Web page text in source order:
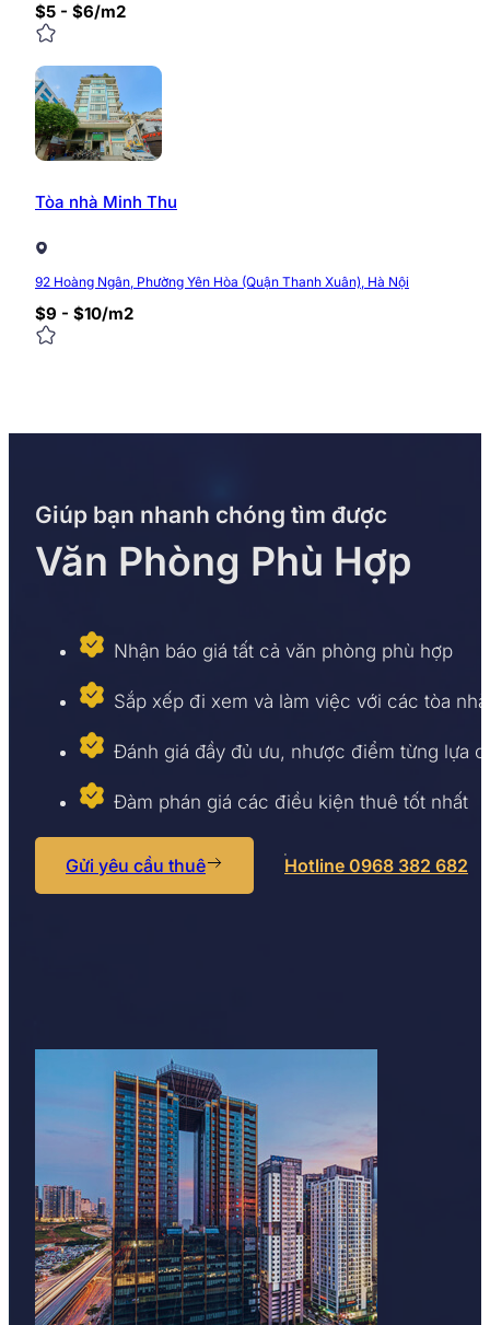
$5 - $6/m2
Tòa nhà Minh Thu
92 Hoàng Ngân, Phường Yên Hòa (Quận Thanh Xuân), Hà Nội
$9 - $10/m2
Giúp bạn nhanh chóng tìm được
Văn Phòng Phù Hợp
Nhận báo giá tất cả văn phòng phù hợp
Sắp xếp đi xem và làm việc với các tòa nhà
Đánh giá đầy đủ ưu, nhược điểm từng lựa
Đàm phán giá các điều kiện thuê tốt nhất
Gửi yêu cầu thuê Hotline 0968 382 682